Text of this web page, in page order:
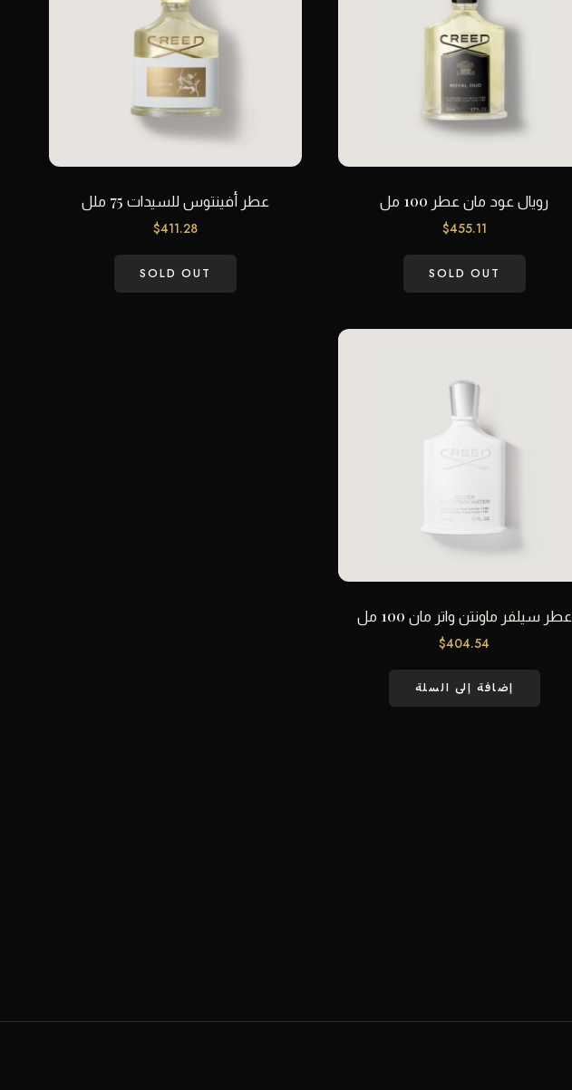
رويال عود مان عطر 100 مل
$455.11
SOLD OUT
عطر أفينتوس للسيدات 75 ملل
$411.28
SOLD OUT
عطر سيلفر ماونتن واتر مان 100 مل
$404.54
إضافة إلى السلة